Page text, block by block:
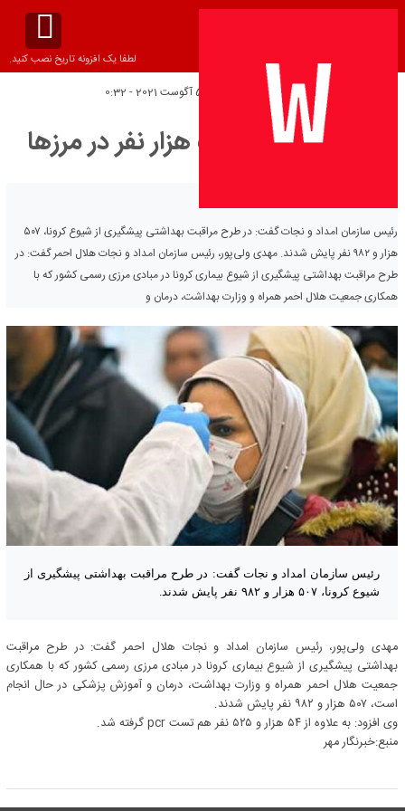
لطفا یک افزونه تاریخ نصب کنید.
تاریخ انتشار:
پایش بیش از ۵۰۷ هزار نفر در مرزها
رئیس سازمان امداد و نجات گفت: در طرح مراقبت بهداشتی پیشگیری از شیوع کرونا، ۵۰۷
هزار و ۹۸۲ نفر پایش شدند. مهدی ولی‌پور، رئیس سازمان امداد و نجات هلال احمر گفت: در
طرح مراقبت بهداشتی پیشگیری از شیوع بیماری کرونا در مبادی مرزی رسمی کشور که با
همکاری جمعیت هلال احمر همراه و وزارت بهداشت، درمان و
رئیس سازمان امداد و نجات گفت: در طرح مراقبت بهداشتی پیشگیری از
شیوع کرونا، ۵۰۷ هزار و ۹۸۲ نفر پایش شدند.
مهدی ولی‌پور، رئیس سازمان امداد و نجات هلال احمر گفت: در طرح مراقبت
بهداشتی پیشگیری از شیوع بیماری کرونا در مبادی مرزی رسمی کشور که با همکاری
جمعیت هلال احمر همراه و وزارت بهداشت، درمان و آموزش پزشکی در حال انجام
است، ۵۰۷ هزار و ۹۸۲ نفر پایش شدند.
وی افزود: به علاوه از ۵۴ هزار و ۵۲۵ نفر هم تست pcr گرفته شد.
منبع:خبرنگار مهر